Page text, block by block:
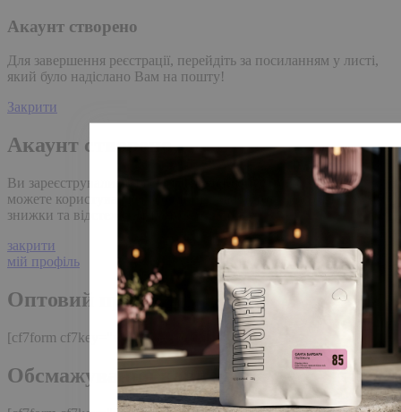
Акаунт створено
Для завершення реєстрації, перейдіть за посиланням у листі,
який було надіслано Вам на пошту!
Закрити
Акаунт створено
Ви зареєструвалися на сайті Hipster.coffee
roasters і вже
можете користуватися особистим кабінетом, щоб отримувати
знижки та відстежувати історію замовлень!
закрити
мій профіль
Оптовий прайс
[cf7form cf7key="wholesale-popup"]
Обсмажування кави